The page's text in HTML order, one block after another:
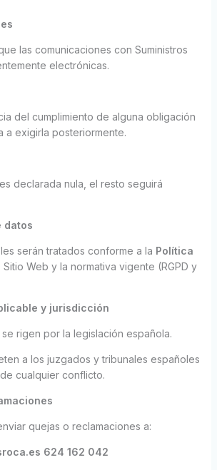
las comunicaciones con Suministros
electrónicas.
del cumplimiento de alguna obligación
a exigirla posteriormente.
declarada nula, el resto seguirá
datos
serán tratados conforme a la Política
Sitio Web y la normativa vigente (RGPD y
y jurisdicción
rigen por la legislación española.
a los juzgados y tribunales españoles
cualquier conflicto.
quejas o reclamaciones a:
624 162 042